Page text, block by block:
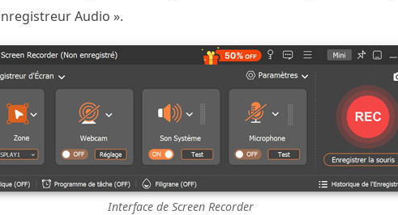
Audio ».
Interface de Screen Recorder